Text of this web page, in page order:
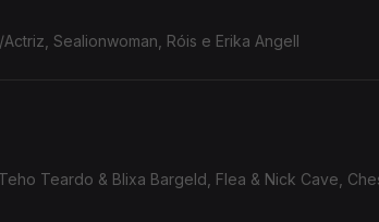
Sealionwoman, Róis e Erika Angell
Teardo & Blixa Bargeld, Flea & Nick Cave,